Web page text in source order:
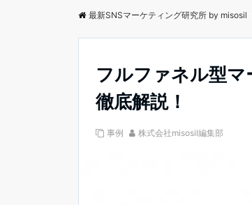
最新SNSマーケティング研究所 by misosil
フルファネル型
徹底解説！
事例 株式会社misosil編集部